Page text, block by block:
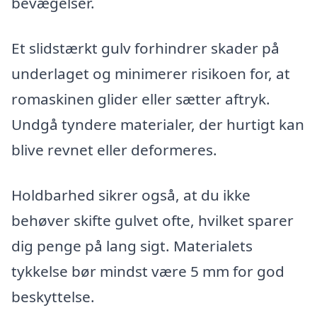
Et slidstærkt gulv forhindrer skader på
underlaget og minimerer risikoen for, at
romaskinen glider eller sætter aftryk.
Undgå tyndere materialer, der hurtigt kan
blive revnet eller deformeres.
Holdbarhed sikrer også, at du ikke
behøver skifte gulvet ofte, hvilket sparer
dig penge på lang sigt. Materialets
tykkelse bør mindst være 5 mm for god
beskyttelse.